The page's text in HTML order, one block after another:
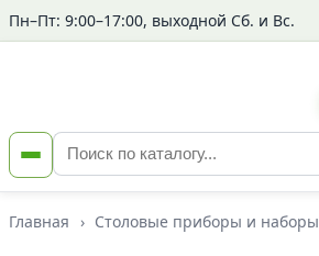
Пн–Пт: 9:00–17:00, выходной Сб. и Вс.
Главная › Столовые приборы и наборы